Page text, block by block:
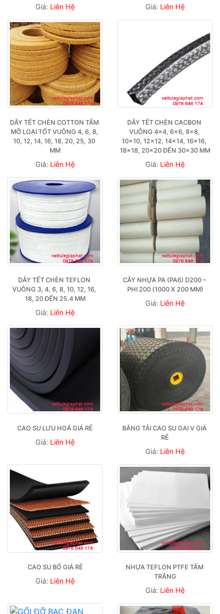
Giá: Liên Hệ Giá: Liên Hệ
DÂY TẾT CHÈN COTTON TẨM
MỠ LOẠI TỐT VUÔNG 4, 6, 8,
10, 12, 14, 16, 18, 20, 25, 30
MM
Giá: Liên Hệ
DÂY TẾT CHÈN CACBON
VUÔNG 4×4, 6×6, 8×8,
10×10, 12×12, 14×14, 16×16,
18×18, 20×20 ĐẾN 30×30 MM
Giá: Liên Hệ
DÂY TẾT CHÈN TEFLON
VUÔNG 3, 4, 6, 8, 10, 12, 16,
18, 20 ĐẾN 25.4 MM
Giá: Liên Hệ
CÂY NHỰA PA (PA6) D200 –
PHI 200 (1000 X 200 MM)
Giá: Liên Hệ
CAO SU LƯU HOÁ GIÁ RẺ
Giá: Liên Hệ
BĂNG TẢI CAO SU GAI V GIÁ
RẺ
Giá: Liên Hệ
CAO SU BỐ GIÁ RẺ
Giá: Liên Hệ
NHỰA TEFLON PTFE TẤM
TRẮNG
Giá: Liên Hệ